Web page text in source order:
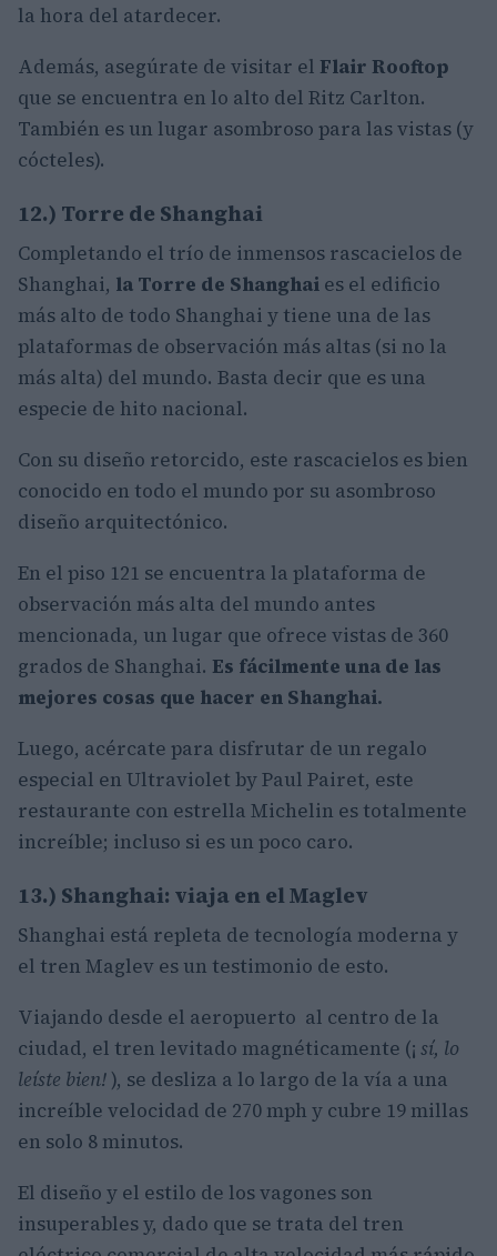
la hora del atardecer.
Además, asegúrate de visitar el Flair Rooftop
que se encuentra en lo alto del Ritz Carlton.
También es un lugar asombroso para las vistas (y
cócteles).
12.) Torre de Shanghai
Completando el trío de inmensos rascacielos de
Shanghai, la Torre de Shanghai es el edificio
más alto de todo Shanghai y tiene una de las
plataformas de observación más altas (si no la
más alta) del mundo. Basta decir que es una
especie de hito nacional.
Con su diseño retorcido, este rascacielos es bien
conocido en todo el mundo por su asombroso
diseño arquitectónico.
En el piso 121 se encuentra la plataforma de
observación más alta del mundo antes
mencionada, un lugar que ofrece vistas de 360 ​​
grados de Shanghai. Es fácilmente una de las
mejores cosas que hacer en Shanghai.
Luego, acércate para disfrutar de un regalo
especial en Ultraviolet by Paul Pairet, este
restaurante con estrella Michelin es totalmente
increíble; incluso si es un poco caro.
13.) Shanghai: viaja en el Maglev
Shanghai está repleta de tecnología moderna y
el tren Maglev es un testimonio de esto.
Viajando desde el aeropuerto al centro de la
ciudad, el tren levitado magnéticamente (¡ sí, lo
leíste bien! ), se desliza a lo largo de la vía a una
increíble velocidad de 270 mph y cubre 19 millas
en solo 8 minutos.
El diseño y el estilo de los vagones son
insuperables y, dado que se trata del tren